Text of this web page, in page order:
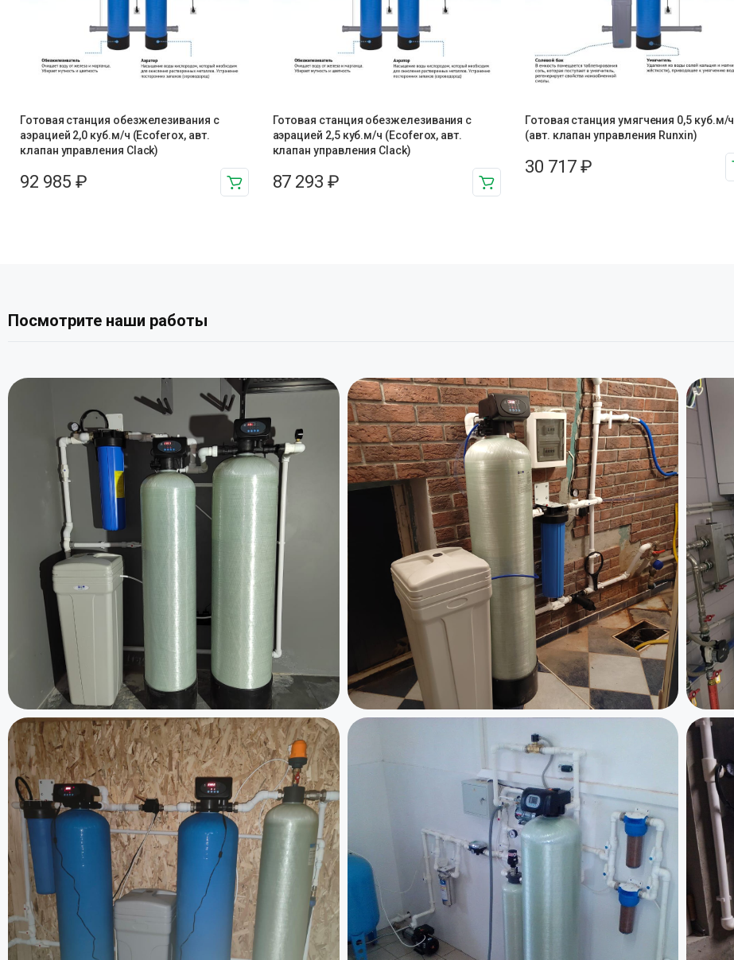
Готовая станция обезжелезивания c
аэрацией 2,0 куб.м/ч (Ecoferox, авт.
клапан управления Clack)
92 985 ₽
Готовая станция обезжелезивания c
аэрацией 2,5 куб.м/ч (Ecoferox, авт.
клапан управления Clack)
87 293₽
Готовая станция умягчения 0,5 куб.м/ч
(авт. клапан управления Runxin)
30 717 ₽
Посмотрите наши работы